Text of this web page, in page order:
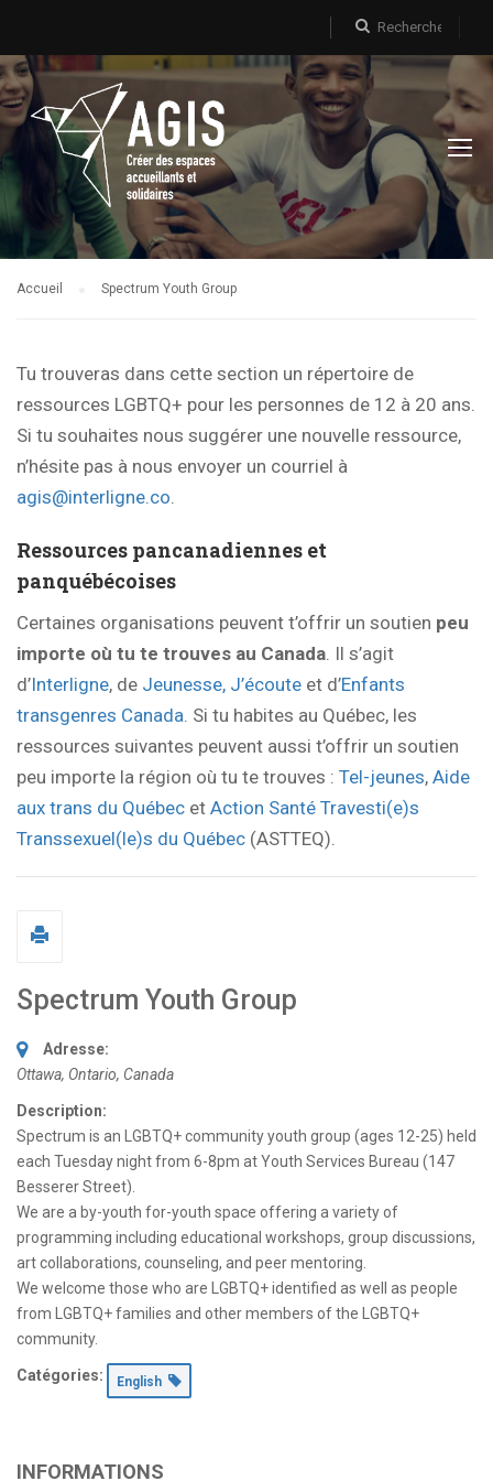
Accueil Spectrum Youth Group
Tu trouveras dans cette section un répertoire de
ressources LGBTQ+ pour les personnes de 12 à 20 ans.
Si tu souhaites nous suggérer une nouvelle ressource,
n’hésite pas à nous envoyer un courriel à
agis@interligne.co.
Ressources pancanadiennes et
panquébécoises
Certaines organisations peuvent t’offrir un soutien peu
importe où tu te trouves au Canada. Il s’agit
d’Interligne, de Jeunesse, J’écoute et d’Enfants
transgenres Canada. Si tu habites au Québec, les
ressources suivantes peuvent aussi t’offrir un soutien
peu importe la région où tu te trouves : Tel-jeunes, Aide
aux trans du Québec et Action Santé Travesti(e)s
Transsexuel(le)s du Québec (ASTTEQ).
Spectrum Youth Group
Adresse:
Ottawa, Ontario, Canada
Description:
Spectrum is an LGBTQ+ community youth group (ages 12-25) held
each Tuesday night from 6-8pm at Youth Services Bureau (147
Besserer Street).
We are a by-youth for-youth space offering a variety of
programming including educational workshops, group discussions,
art collaborations, counseling, and peer mentoring.
We welcome those who are LGBTQ+ identified as well as people
from LGBTQ+ families and other members of the LGBTQ+
community.
Catégories: English
INFORMATIONS